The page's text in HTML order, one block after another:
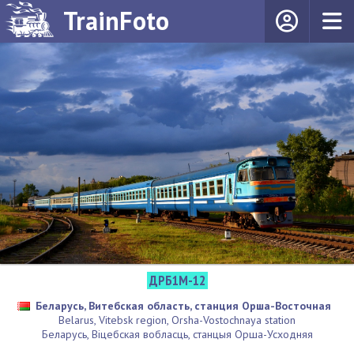
TrainFoto
ДРБ1М-12
Беларусь, Витебская область, станция Орша-Восточная
Belarus, Vitebsk region, Orsha-Vostochnaya station
Беларусь, Віцебская вобласць, станцыя Орша-Усходняя